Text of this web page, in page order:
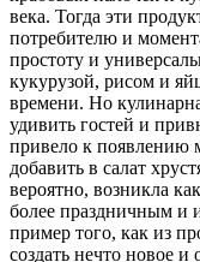
века. Тогда эти
потребителю и
простоту и
кукурузой, рисом и
времени. Но
удивить гостей и
привело к появлению
добавить в салат
вероятно, возникла
более праздничным и
пример того, как из
создать нечто новое и